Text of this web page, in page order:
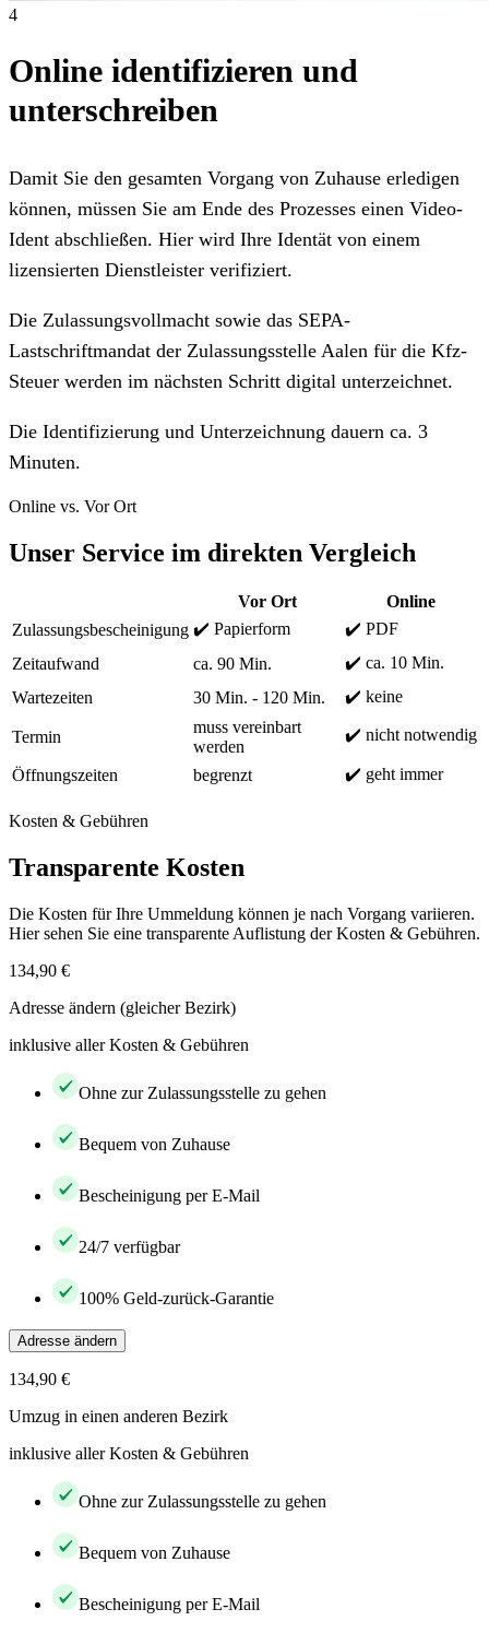
4
Online identifizieren und
unterschreiben
Damit Sie den gesamten Vorgang von Zuhause erledigen
können, müssen Sie am Ende des Prozesses einen Video-
Ident abschließen. Hier wird Ihre Identät von einem
lizensierten Dienstleister verifiziert.
Die Zulassungsvollmacht sowie das SEPA-
Lastschriftmandat der Zulassungsstelle Aalen für die Kfz-
Steuer werden im nächsten Schritt digital unterzeichnet.
Die Identifizierung und Unterzeichnung dauern ca. 3
Minuten.
Online vs. Vor Ort
Unser Service im direkten Vergleich
Vor Ort
Online
Zulassungsbescheinigung ✔️ Papierform
✔️ PDF
Zeitaufwand
ca. 90 Min.
✔️ ca. 10 Min.
Wartezeiten
30 Min. - 120 Min. ✔️ keine
Termin
muss vereinbart
werden
✔️ nicht notwendig
Öffnungszeiten begrenzt ✔️ geht immer
Kosten & Gebühren
Transparente Kosten
Die Kosten für Ihre Ummeldung können je nach Vorgang variieren.
Hier sehen Sie eine transparente Auflistung der Kosten & Gebühren.
134,90 €
Adresse ändern (gleicher Bezirk)
inklusive aller Kosten & Gebühren
Ohne zur Zulassungsstelle zu gehen
Bequem von Zuhause
Bescheinigung per E-Mail
24/7 verfügbar
100% Geld-zurück-Garantie
Adresse ändern
134,90 €
Umzug in einen anderen Bezirk
inklusive aller Kosten & Gebühren
Ohne zur Zulassungsstelle zu gehen
Bequem von Zuhause
Bescheinigung per E-Mail